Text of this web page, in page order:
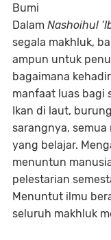
Bumi
Dalam Nashoihul
segala makhluk,
ampun untuk
bagaimana
manfaat luas bagi
Ikan di laut,
sarangnya,
yang belajar.
menuntun
pelestarian
Menuntut ilmu
seluruh makhluk